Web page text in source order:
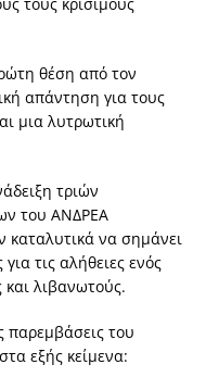
θέση από τον
απάντηση για τους
μια λυτρωτική
τριών
του ΑΝΔΡΕΑ
να σημάνει
τις αλήθειες ενός
και λιβανωτούς.
παρεμβάσεις του
εξής κείμενα: